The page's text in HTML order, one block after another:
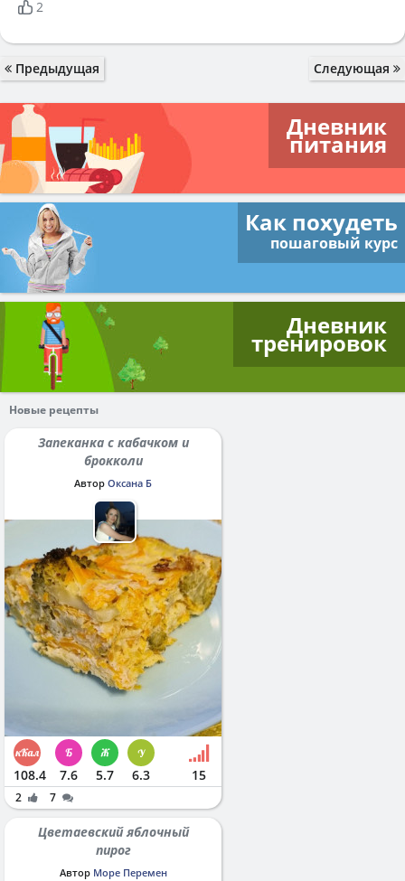
2
Предыдущая Следующая
Дневник
питания
Как похудеть
пошаговый курс
Дневник
тренировок
Новые рецепты
Запеканка с кабачком и
брокколи
Автор Оксана Б
108.4 7.6 5.7 6.3 15
2 7
Цветаевский яблочный
пирог
Автор Море Перемен